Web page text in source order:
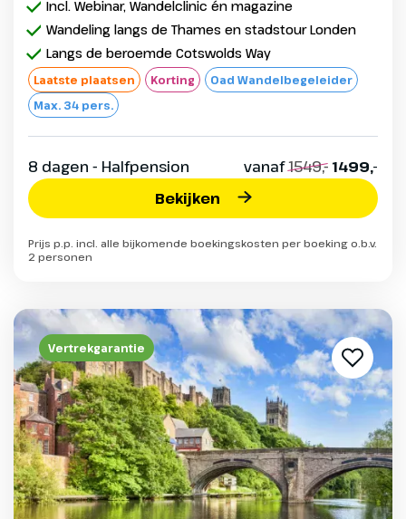
Incl. Webinar, Wandelclinic én magazine
Wandeling langs de Thames en stadstour Londen
Langs de beroemde Cotswolds Way
Laatste plaatsen Korting
Oad Wandelbegeleider
Max. 34 pers.
8 dagen - Halfpension vanaf1549,- 1499,-
Bekijken
Prijs p.p. incl. alle bijkomende boekingskosten per boeking o.b.v.
2 personen
Vertrekgarantie